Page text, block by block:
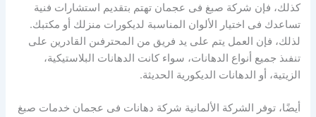
كذلك، فإن شركة صبغ فى عجمان تهتم بتقديم استشارات فنية
تساعدك فى اختيار الألوان المناسبة لديكورات منزلك أو مكتبك.
لذلك، فإن العمل يتم على يد فريق من المحترفىن القادرين على
تنفىذ جميع أنواع الدهانات، سواء كانت الدهانات البلاستيكية،
الزيتية، أو الدهانات الديكورية الحديثة.
أيضًا، توفر الشركة الألمانية شركة دهانات فى عجمان خدمات صبغ